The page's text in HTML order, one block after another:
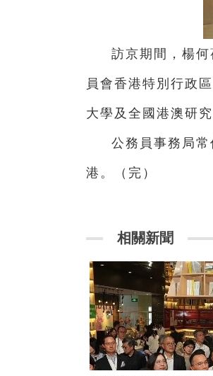
訪京期間，楊
員會香港特別行政
大學及全國港澳研
公務員事務局
港。（完）
相關新聞